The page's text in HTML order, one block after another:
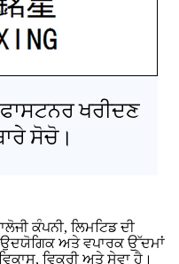
ਖਰੀਦਣ
ਸੋਚੋ।
ਕੰਪਨੀ, ਲਿਮਟਿਡ ਦੀ
ਉਦਯੋਗਿਕ ਅਤੇ ਵਪਾਰਕ ਉੱਦਮਾਂ
ਵਿਕਰੀ ਅਤੇ ਸੇਵਾ ਹੈ।